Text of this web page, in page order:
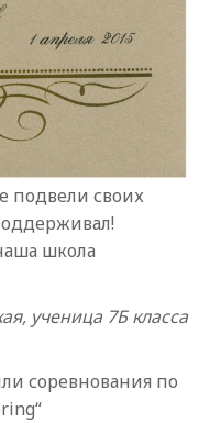
подвели своих
школа
ученица 7Б класса
соревнования по